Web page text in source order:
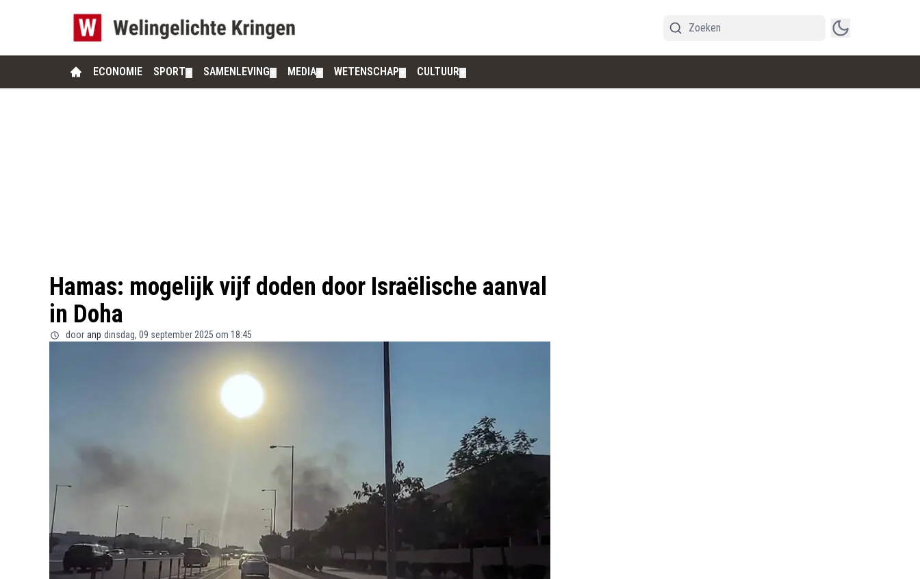
ECONOMIE SPORT SAMENLEVING MEDIA WETENSCHAP CULTUUR
Hamas: mogelijk vijf doden door Israëlische aanval
in Doha
door anp dinsdag, 09 september 2025 om 18:45